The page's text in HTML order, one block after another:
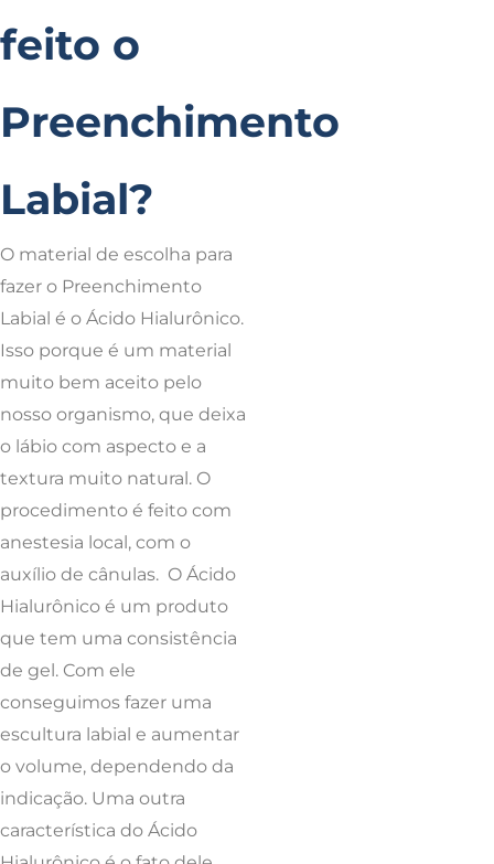
feito o
Preenchimento
Labial?
O material de escolha para
fazer o Preenchimento
Labial é o Ácido Hialurônico.
Isso porque é um material
muito bem aceito pelo
nosso organismo, que deixa
o lábio com aspecto e a
textura muito natural. O
procedimento é feito com
anestesia local, com o
auxílio de cânulas. O Ácido
Hialurônico é um produto
que tem uma consistência
de gel. Com ele
conseguimos fazer uma
escultura labial e aumentar
o volume, dependendo da
indicação. Uma outra
característica do Ácido